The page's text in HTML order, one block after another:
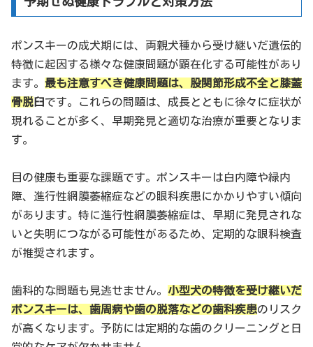
ポンスキーの成犬期には、両親犬種から受け継いだ遺伝的
特徴に起因する様々な健康問題が顕在化する可能性があり
ます。 最も注意すべき健康問題は、股関節形成不全と膝蓋
骨脱臼 です。これらの問題は、成長とともに徐々に症状が
現れることが多く、早期発見と適切な治療が重要となりま
す。
目の健康も重要な課題です。ポンスキーは白内障や緑内
障、進行性網膜萎縮症などの眼科疾患にかかりやすい傾向
があります。特に進行性網膜萎縮症は、早期に発見されな
いと失明につながる可能性があるため、定期的な眼科検査
が推奨されます。
歯科的な問題も見逃せません。 小型犬の特徴を受け継いだ
ポンスキーは、歯周病や歯の脱落などの歯科疾患のリスク
が高くなります。予防には定期的な歯のクリーニングと日